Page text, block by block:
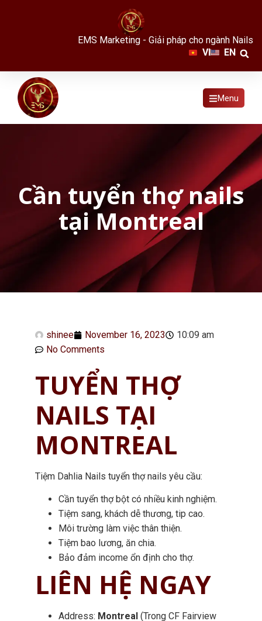
EMS Marketing - Giải pháp cho ngành Nails
VI
EN
Menu
Cần tuyển thợ nails
tại Montreal
shinee November 16, 2023
10:09 am
No Comments
TUYỂN THỢ
NAILS TẠI
MONTREAL
Tiệm Dahlia Nails tuyển thợ nails yêu cầu:
Cần tuyển thợ bột có nhiều kinh nghiệm.
Tiệm sang, khách dễ thương, tip cao.
Môi trường làm việc thân thiện.
Tiệm bao lương, ăn chia.
Bảo đảm income ổn định cho thợ.
LIÊN HỆ NGAY
Address: Montreal (Trong CF Fairview